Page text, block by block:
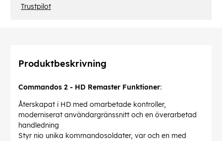
Trustpilot
Produktbeskrivning
Commandos 2 - HD Remaster Funktioner:
Återskapat i HD med omarbetade kontroller,
moderniserat användargränssnitt och en överarbetad
handledning
Styr nio unika kommandosoldater, var och en med